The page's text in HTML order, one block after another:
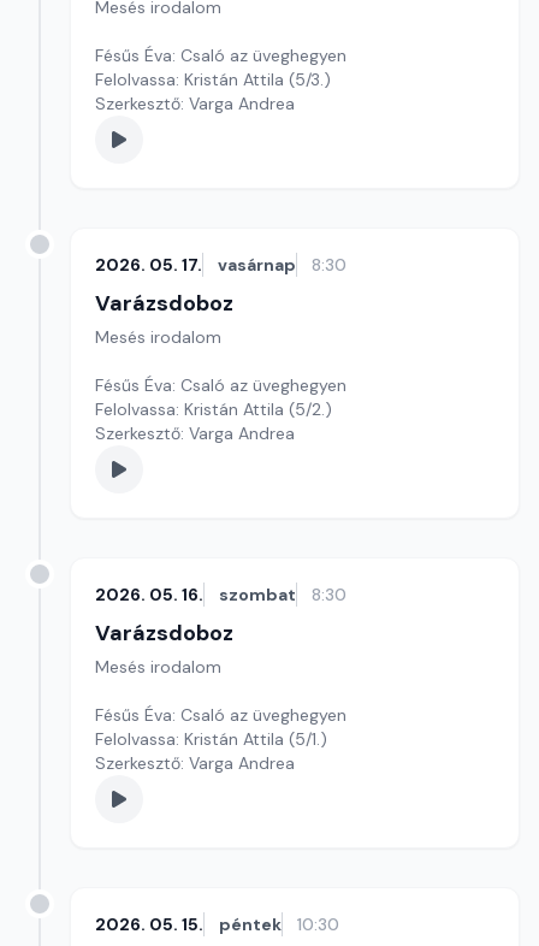
Mesés irodalom
Fésűs Éva: Csaló az üveghegyen
Felolvassa: Kristán Attila (5/3.)
Szerkesztő: Varga Andrea
2026. 05. 17. vasárnap 8:30
Varázsdoboz
Mesés irodalom
Fésűs Éva: Csaló az üveghegyen
Felolvassa: Kristán Attila (5/2.)
Szerkesztő: Varga Andrea
2026. 05. 16. szombat 8:30
Varázsdoboz
Mesés irodalom
Fésűs Éva: Csaló az üveghegyen
Felolvassa: Kristán Attila (5/1.)
Szerkesztő: Varga Andrea
2026. 05. 15. péntek 10:30